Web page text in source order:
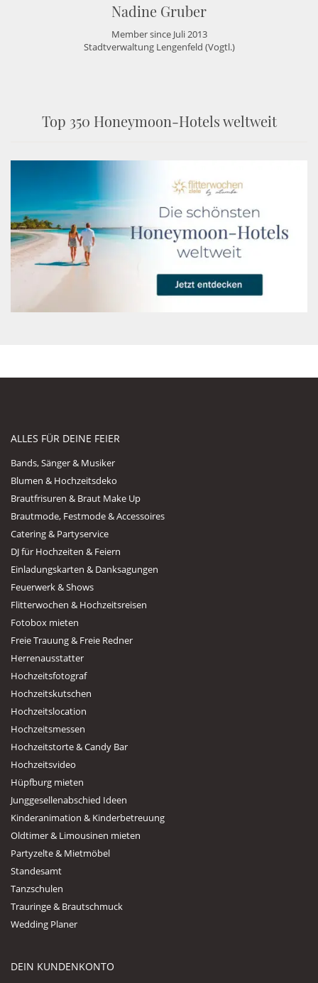
Nadine Gruber
Member since Juli 2013
Stadtverwaltung Lengenfeld (Vogtl.)
Top 350 Honeymoon-Hotels weltweit
ALLES FÜR DEINE FEIER
Bands, Sänger & Musiker
Blumen & Hochzeitsdeko
Brautfrisuren & Braut Make Up
Brautmode, Festmode & Accessoires
Catering & Partyservice
DJ für Hochzeiten & Feiern
Einladungskarten & Danksagungen
Feuerwerk & Shows
Flitterwochen & Hochzeitsreisen
Fotobox mieten
Freie Trauung & Freie Redner
Herrenausstatter
Hochzeitsfotograf
Hochzeitskutschen
Hochzeitslocation
Hochzeitsmessen
Hochzeitstorte & Candy Bar
Hochzeitsvideo
Hüpfburg mieten
Junggesellenabschied Ideen
Kinderanimation & Kinderbetreuung
Oldtimer & Limousinen mieten
Partyzelte & Mietmöbel
Standesamt
Tanzschulen
Trauringe & Brautschmuck
Wedding Planer
DEIN KUNDENKONTO